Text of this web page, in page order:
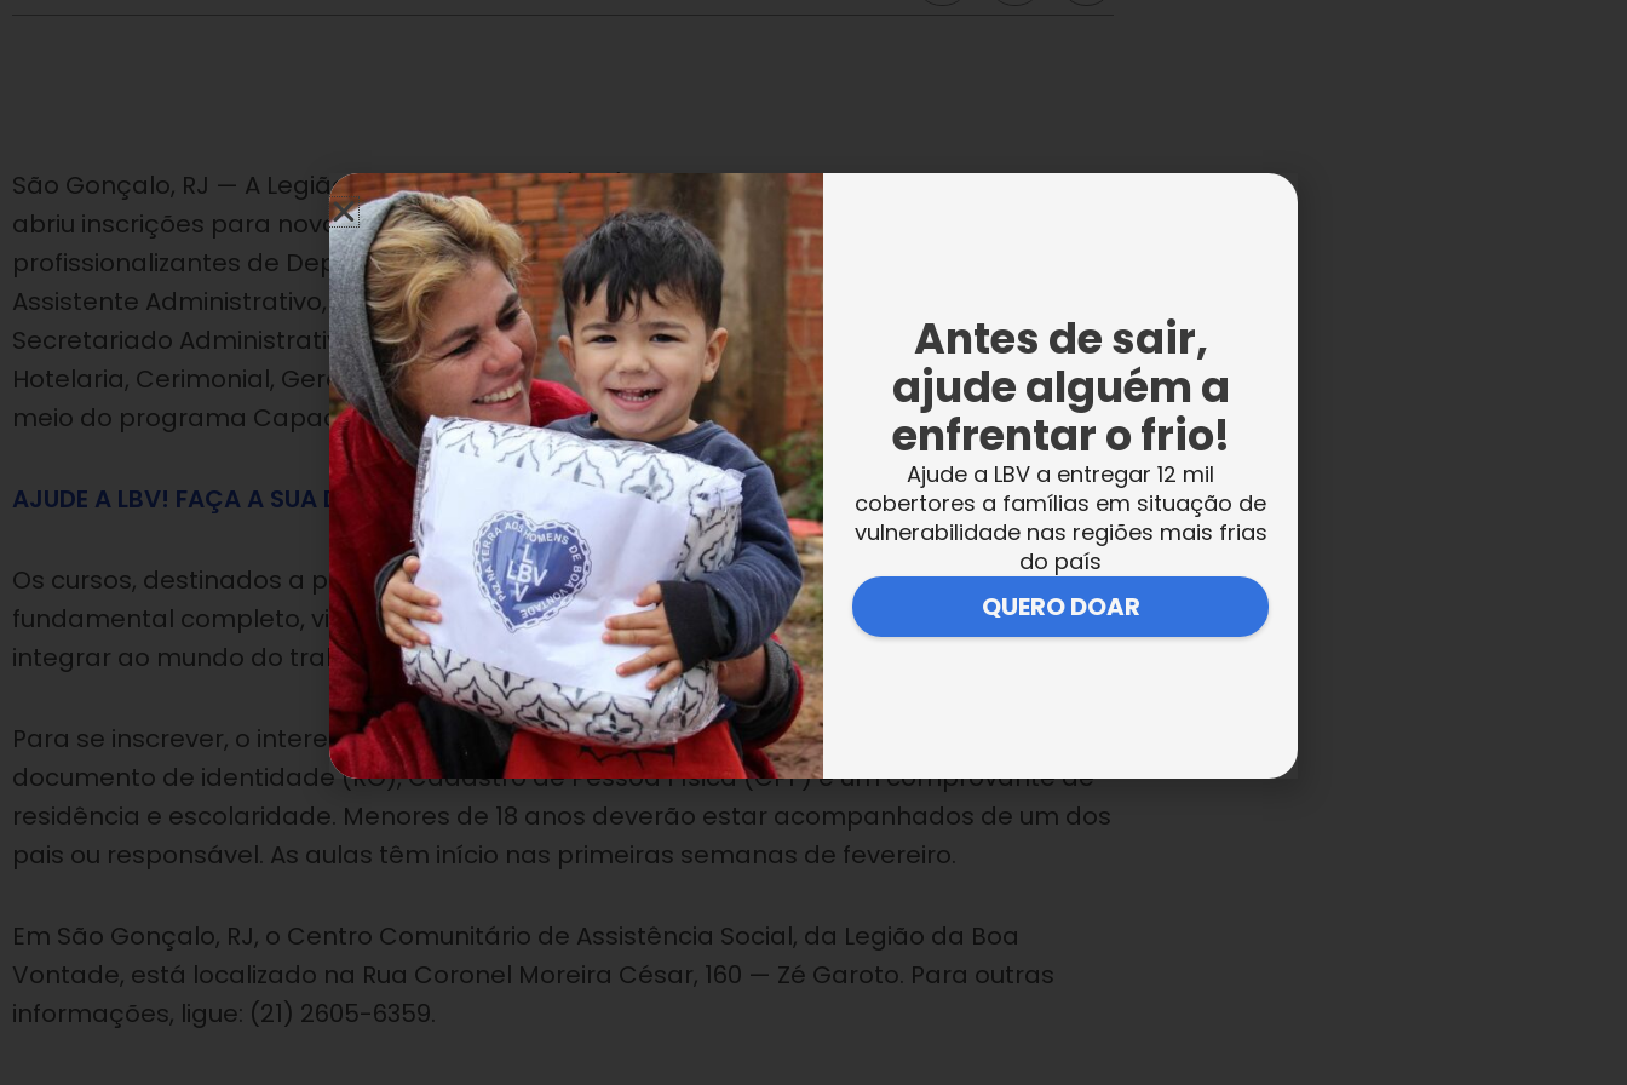
São Gonçalo, RJ — A Legião da Boa Vontade (LBV)
abriu inscrições para novas turmas dos cursos
profissionalizantes de Departamento Pessoal,
Assistente Administrativo, Recepção Hospitalar, Logística, Recursos Humanos,
Secretariado Administrativo e Executivo, Recepção Hotelaria, Telemarketing, Turismo e
Hotelaria, Cerimonial, Gerente Comercial e Faturamento Hospitalar, promovidos por
meio do programa Capacitação e Inclusão Produtiva.
AJUDE A LBV! FAÇA A SUA DOAÇÃO!
Os cursos, destinados a pessoas com idade superior a 16 anos, com no mínimo ensino
fundamental completo, visam ao desenvolvimento de habilidades necessárias para se
integrar ao mundo do trabalho.
Para se inscrever, o interessado deve comparecer à LBV, das 9h às 16 horas, levando
documento de identidade (RG), Cadastro de Pessoa Física (CPF) e um comprovante de
residência e escolaridade. Menores de 18 anos deverão estar acompanhados de um dos
pais ou responsável. As aulas têm início nas primeiras semanas de fevereiro.
Em São Gonçalo, RJ, o Centro Comunitário de Assistência Social, da Legião da Boa
Vontade, está localizado na Rua Coronel Moreira César, 160 — Zé Garoto. Para outras
informações, ligue: (21) 2605-6359.
Antes de sair,
ajude alguém a
enfrentar o frio!
Ajude a LBV a entregar 12 mil
cobertores a famílias em situação de
vulnerabilidade nas regiões mais frias
do país
QUERO DOAR